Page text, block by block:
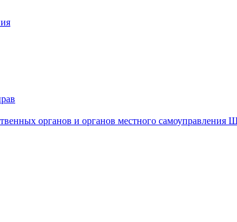
органов и органов местного самоуправления